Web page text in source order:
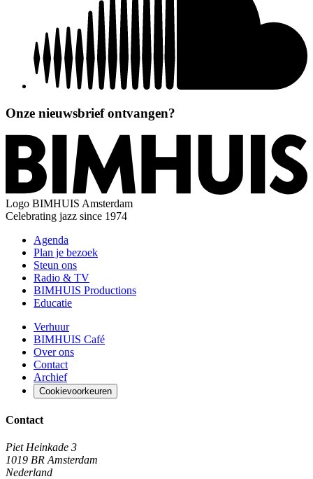
Onze nieuwsbrief ontvangen?
Logo BIMHUIS Amsterdam
Celebrating jazz since 1974
Agenda
Plan je bezoek
Steun ons
Radio & TV
BIMHUIS Productions
Educatie
Verhuur
BIMHUIS Café
Over ons
Contact
Archief
Cookievoorkeuren
Contact
Piet Heinkade 3
1019 BR Amsterdam
Nederland